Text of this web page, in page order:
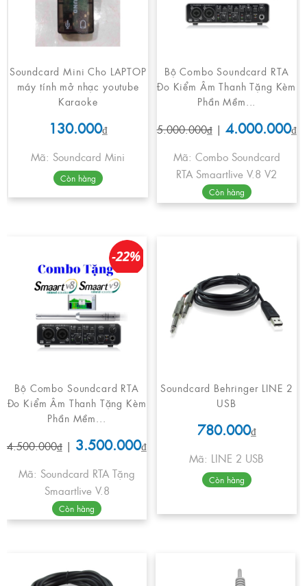
Soundcard Mini Cho LAPTOP
máy tính mở nhạc youtube
Karaoke
130.000₫
Mã: Soundcard Mini
Còn hàng
Bộ Combo Soundcard RTA
Đo Kiểm Âm Thanh Tặng Kèm
Phần Mềm...
5.000.000₫| 4.000.000₫
Mã: Combo Soundcard
RTA Smaartlive V.8 V2
Còn hàng
Bộ Combo Soundcard RTA
Đo Kiểm Âm Thanh Tặng Kèm
Phần Mềm...
4.500.000₫ | 3.500.000₫
-22%
Mã: Soundcard RTA Tặng
Smaartlive V.8
Còn hàng
Soundcard Behringer LINE 2
USB
780.000₫
Mã: LINE 2 USB
Còn hàng